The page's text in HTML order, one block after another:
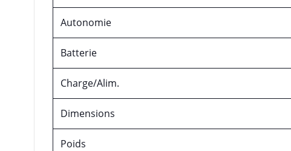
Autonomie
Batterie
Charge/Alim.
Dimensions
Poids